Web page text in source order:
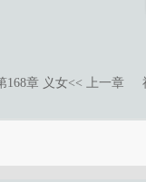
168章 义女<< 上一章